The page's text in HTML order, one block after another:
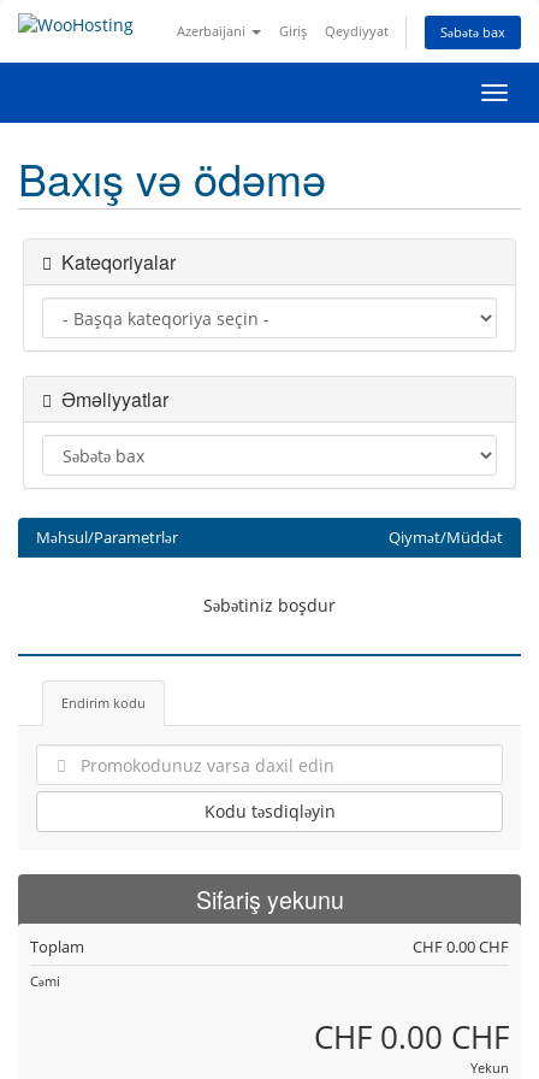
Azerbaijani Giriş Qeydiyyat Səbətə bax
keçid
Baxış və ödəmə
Kateqoriyalar
Əməliyyatlar
Məhsul/Parametrlər Qiymət/Müddət
Səbətiniz boşdur
Endirim kodu
Kodu təsdiqləyin
Sifariş yekunu
Toplam CHF 0.00 CHF
Cəmi
CHF 0.00 CHF
Yekun